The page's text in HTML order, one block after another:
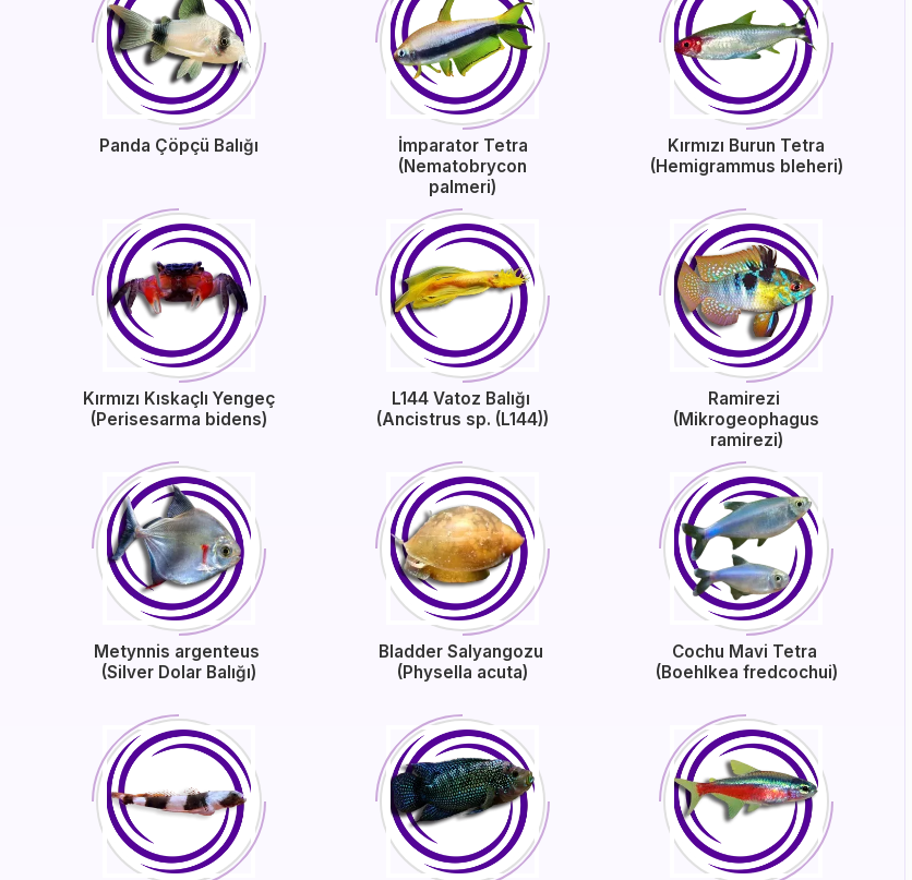
Panda Çöpçü Balığı
İmparator Tetra
(Nematobrycon
palmeri)
Kırmızı Burun Tetra
(Hemigrammus bleheri)
Kırmızı Kıskaçlı Yengeç
(Perisesarma bidens)
L144 Vatoz Balığı
(Ancistrus sp. (L144))
Ramirezi
(Mikrogeophagus
ramirezi)
Metynnis argenteus
(Silver Dolar Balığı)
Bladder Salyangozu
(Physella acuta)
Cochu Mavi Tetra
(Boehlkea fredcochui)